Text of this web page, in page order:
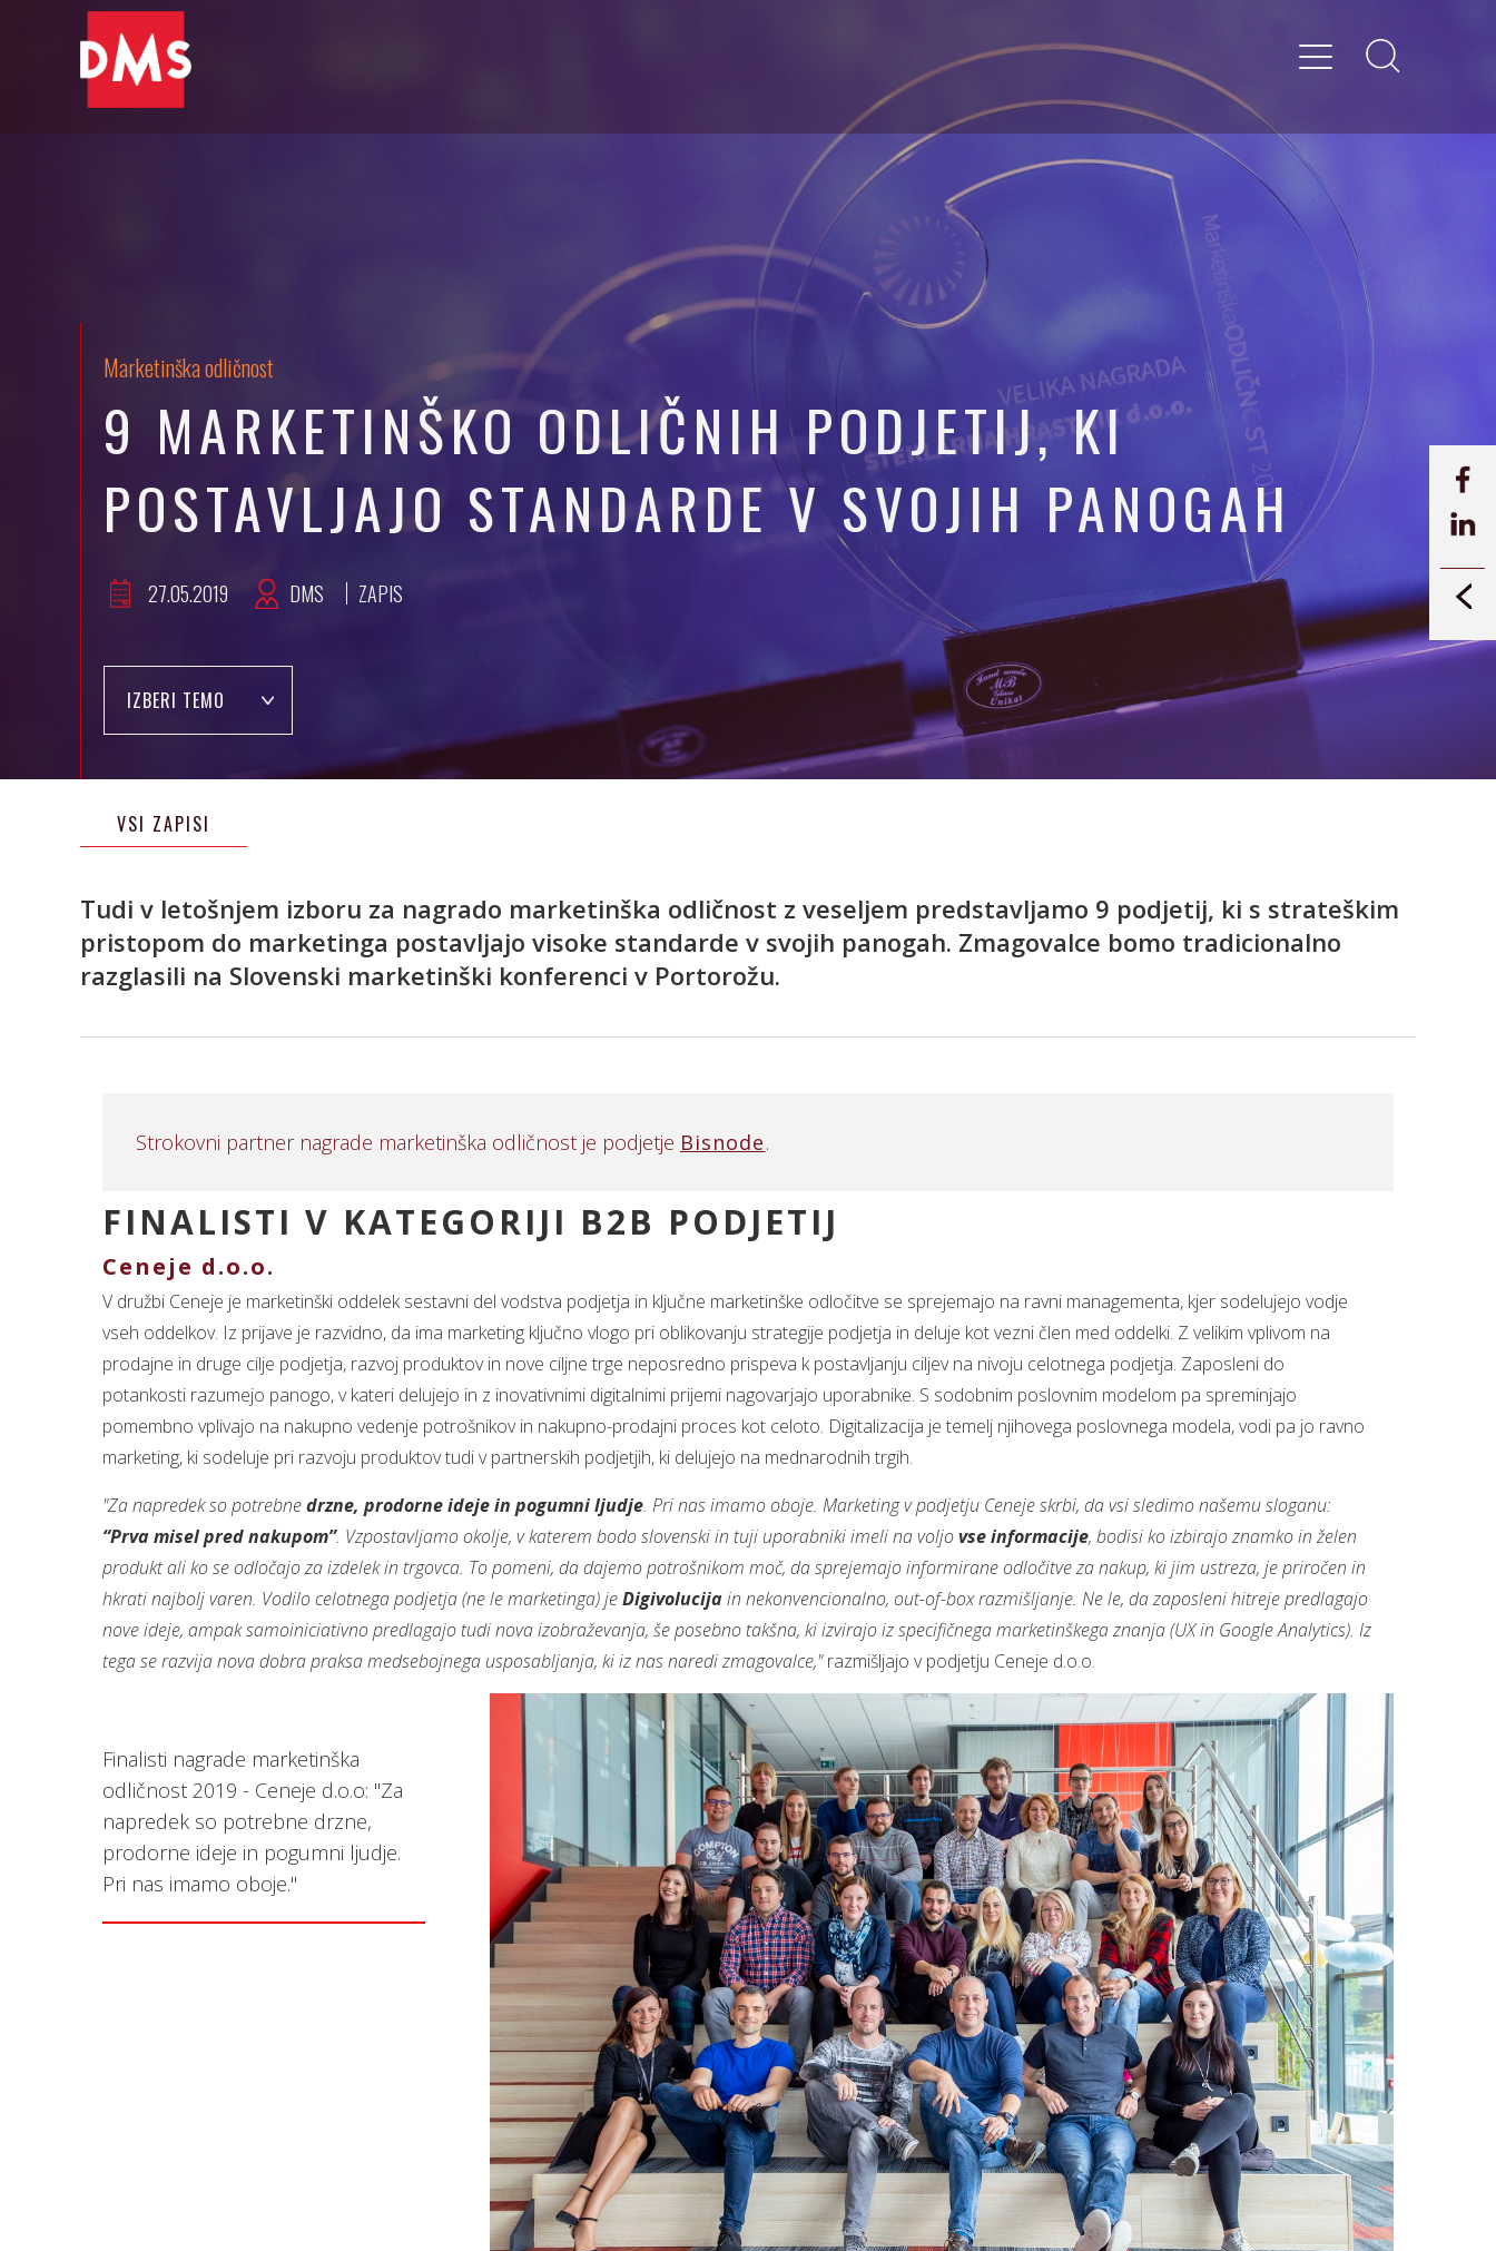
Marketinška odličnost
9 MARKETINŠKO ODLIČNIH PODJETIJ, KI
POSTAVLJAJO STANDARDE V SVOJIH PANOGAH
27.05.2019 DMS ZAPIS
IZBERI TEMO
VSI ZAPISI
Tudi v letošnjem izboru za nagrado marketinška odličnost z veseljem predstavljamo 9 podjetij, ki s strateškim
pristopom do marketinga postavljajo visoke standarde v svojih panogah. Zmagovalce bomo tradicionalno
razglasili na Slovenski marketinški konferenci v Portorožu.
Strokovni partner nagrade marketinška odličnost je podjetje Bisnode.
FINALISTI V KATEGORIJI B2B PODJETIJ
Ceneje d.o.o.
V družbi Ceneje je marketinški oddelek sestavni del vodstva podjetja in ključne marketinške odločitve se sprejemajo na ravni managementa, kjer sodelujejo vodje
vseh oddelkov. Iz prijave je razvidno, da ima marketing ključno vlogo pri oblikovanju strategije podjetja in deluje kot vezni člen med oddelki. Z velikim vplivom na
prodajne in druge cilje podjetja, razvoj produktov in nove ciljne trge neposredno prispeva k postavljanju ciljev na nivoju celotnega podjetja. Zaposleni do
potankosti razumejo panogo, v kateri delujejo in z inovativnimi digitalnimi prijemi nagovarjajo uporabnike. S sodobnim poslovnim modelom pa spreminjajo
pomembno vplivajo na nakupno vedenje potrošnikov in nakupno-prodajni proces kot celoto. Digitalizacija je temelj njihovega poslovnega modela, vodi pa jo ravno
marketing, ki sodeluje pri razvoju produktov tudi v partnerskih podjetjih, ki delujejo na mednarodnih trgih.
"Za napredek so potrebnedrzne, prodorne ideje in pogumni ljudje. Pri nas imamo oboje. Marketing v podjetju Ceneje skrbi, da vsi sledimo našemu sloganu:
“Prva misel pred nakupom”. Vzpostavljamo okolje, v katerem bodo slovenski in tuji uporabniki imeli na voljovse informacije, bodisi ko izbirajo znamko in želen
produkt ali ko se odločajo za izdelek in trgovca. To pomeni, da dajemo potrošnikom moč, da sprejemajo informirane odločitve za nakup, ki jim ustreza, je priročen in
hkrati najbolj varen. Vodilo celotnega podjetja (ne le marketinga) jeDigivolucijain nekonvencionalno, out-of-box razmišljanje. Ne le, da zaposleni hitreje predlagajo
nove ideje, ampak samoiniciativno predlagajo tudi nova izobraževanja, še posebno takšna, ki izvirajo iz specifičnega marketinškega znanja (UX in Google Analytics). Iz
tega se razvija nova dobra praksa medsebojnega usposabljanja, ki iz nas naredi zmagovalce,"razmišljajo v podjetju Ceneje d.o.o.
Finalisti nagrade marketinška
odličnost 2019 - Ceneje d.o.o: "Za
napredek so potrebne drzne,
prodorne ideje in pogumni ljudje.
Pri nas imamo oboje."